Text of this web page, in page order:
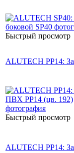
Быстрый просмотр
ALUTECH PP14:
Быстрый просмотр
ALUTECH PP14: